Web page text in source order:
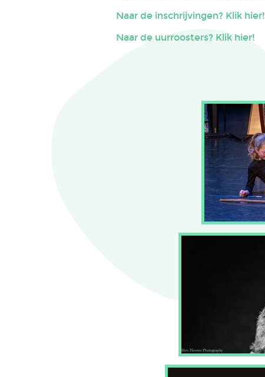
Naar de inschrijvingen? Klik hier!
Naar de uurroosters? Klik hier!